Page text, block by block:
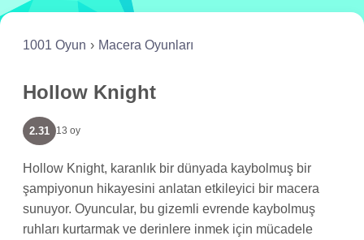
1001 Oyun Macera Oyunları
Hollow Knight
2.31 13 oy
Hollow Knight, karanlık bir dünyada kaybolmuş bir
şampiyonun hikayesini anlatan etkileyici bir macera
sunuyor. Oyuncular, bu gizemli evrende kaybolmuş
ruhları kurtarmak ve derinlere inmek için mücadele